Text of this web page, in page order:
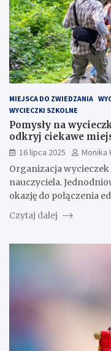
MIEJSCA DO ZWIEDZANIA
WYCIECZKI SZKOLNE
Pomysły na
odkryj ciekawe
16 lipca 2025
Monika
Organizacja
nauczyciela.
okazję do połączenia
Czytaj dalej